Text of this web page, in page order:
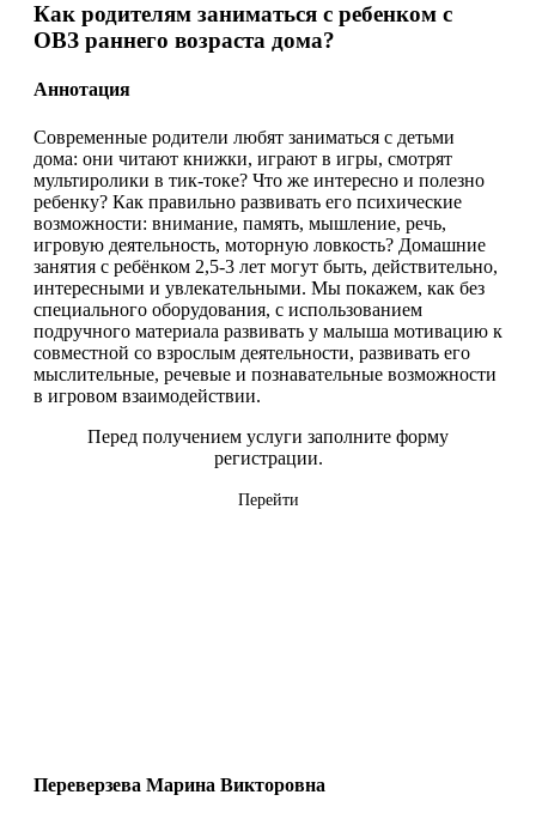
Как родителям заниматься с ребенком с
ОВЗ раннего возраста дома?
Аннотация
Современные родители любят заниматься с детьми
дома: они читают книжки, играют в игры, смотрят
мультиролики в тик-токе? Что же интересно и полезно
ребенку? Как правильно развивать его психические
возможности: внимание, память, мышление, речь,
игровую деятельность, моторную ловкость? Домашние
занятия с ребёнком 2,5-3 лет могут быть, действительно,
интересными и увлекательными. Мы покажем, как без
специального оборудования, с использованием
подручного материала развивать у малыша мотивацию к
совместной со взрослым деятельности, развивать его
мыслительные, речевые и познавательные возможности
в игровом взаимодействии.
Перед получением услуги заполните форму
регистрации.
Перейти
Переверзева Марина Викторовна